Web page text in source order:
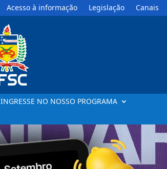
Acesso à informação Legislação Canais
INGRESSE NO NOSSO PROGRAMA